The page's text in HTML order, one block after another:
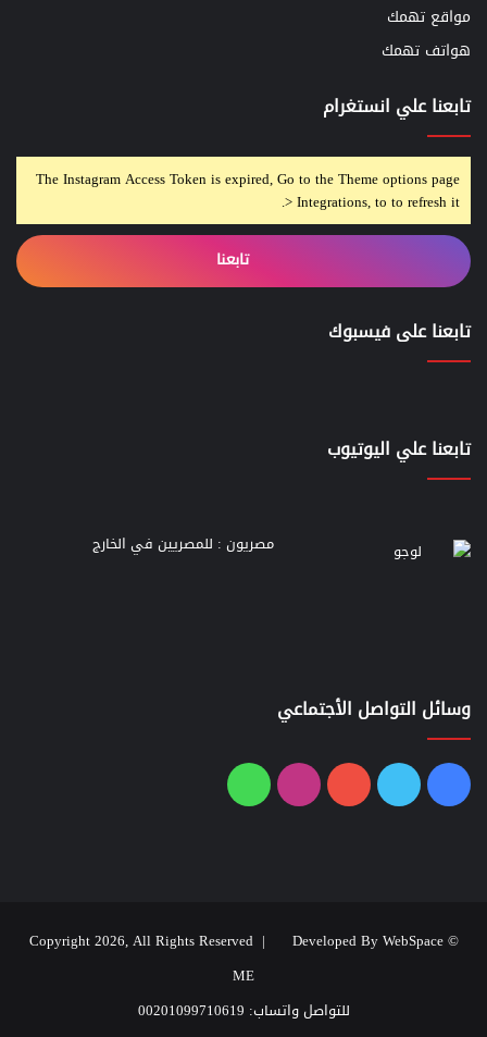
مواقع تهمك
هواتف تهمك
تابعنا علي انستغرام
The Instagram Access Token is expired, Go to the Theme options page
> Integrations, to to refresh it.
تابعنا
تابعنا على فيسبوك
تابعنا علي اليوتيوب
مصريون : للمصريين في الخارج
وسائل التواصل الأجتماعي
فيسبوك
تويتر يوتيوبانستقرامواتساب
© Copyright 2026, All Rights Reserved |
Developed By WebSpace
ME
للتواصل واتساب: 00201099710619